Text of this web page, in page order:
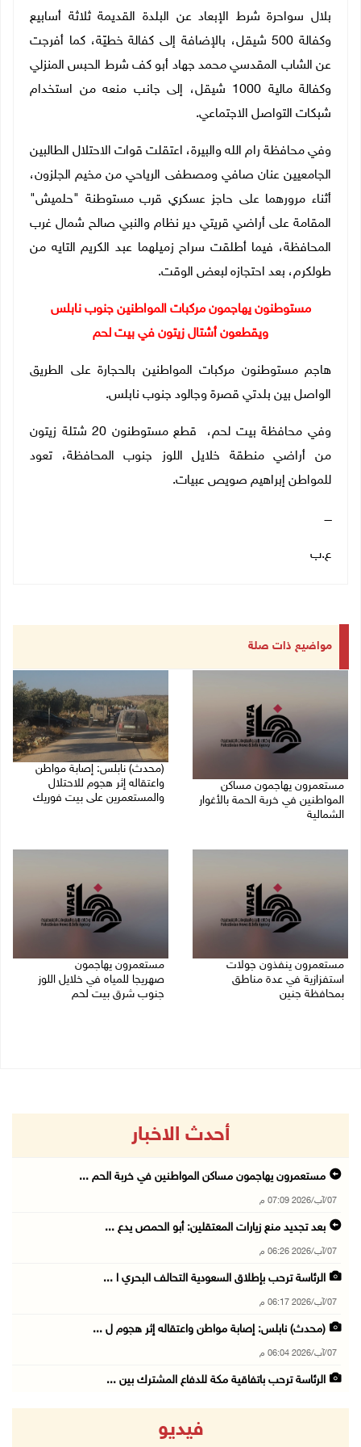
بلال سواحرة شرط الإبعاد عن البلدة القديمة ثلاثة أسابيع
وكفالة 500 شيقل، بالإضافة إلى كفالة خطيّة، كما أفرجت
عن الشاب المقدسي محمد جهاد أبو كف شرط الحبس المنزلي
وكفالة مالية 1000 شيقل، إلى جانب منعه من استخدام
شبكات التواصل الاجتماعي.
وفي محافظة رام الله والبيرة، اعتقلت قوات الاحتلال الطالبين
الجامعيين عنان صافي ومصطفى الرياحي من مخيم الجلزون،
أثناء مرورهما على حاجز عسكري قرب مستوطنة "حلميش"
المقامة على أراضي قريتي دير نظام والنبي صالح شمال غرب
المحافظة، فيما أطلقت سراح زميلهما عبد الكريم التايه من
طولكرم، بعد احتجازه لبعض الوقت.
مستوطنون يهاجمون مركبات المواطنين جنوب نابلس
ويقطعون أشتال زيتون في بيت لحم
هاجم مستوطنون مركبات المواطنين بالحجارة على الطريق
الواصل بين بلدتي قصرة وجالود جنوب نابلس.
وفي محافظة بيت لحم، قطع مستوطنون 20 شتلة زيتون
من أراضي منطقة خلايل اللوز جنوب المحافظة، تعود
للمواطن إبراهيم صويص عبيات.
ــــ
ع.ب
مواضيع ذات صلة
مستعمرون يهاجمون مساكن
المواطنين في خربة الحمة بالأغوار
الشمالية
(محدث) نابلس: إصابة مواطن
واعتقاله إثر هجوم للاحتلال
والمستعمرين على بيت فوريك
مستعمرون ينفذون جولات
استفزازية في عدة مناطق
بمحافظة جنين
مستعمرون يهاجمون
صهريجا للمياه في خلايل اللوز
جنوب شرق بيت لحم
أحدث الاخبار
مستعمرون يهاجمون مساكن المواطنين في خربة الحم ...
07/آب/2026 07:09 م
بعد تجديد منع زيارات المعتقلين: أبو الحمص يدع ...
07/آب/2026 06:26 م
الرئاسة ترحب بإطلاق السعودية التحالف البحري ا ...
07/آب/2026 06:17 م
(محدث) نابلس: إصابة مواطن واعتقاله إثر هجوم ل ...
07/آب/2026 06:04 م
الرئاسة ترحب باتفاقية مكة للدفاع المشترك بين ...
فيديو